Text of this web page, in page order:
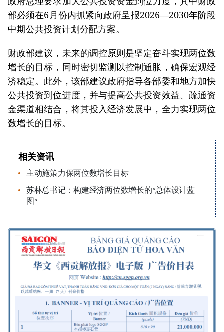
部必须在6月份内抓紧向政府呈报2026—2030年阶段
中期公共投资计划分配方案。
财政部建议，未来的调控原则是坚定奋斗实现两位数
增长的目标，同时密切监测以控制通胀，确保宏观经
济稳定。此外，该部建议政府指导各部委和地方加快
公共投资到位进度，并与提高公共投资效益、疏通资
金渠道相结合，将其投入经济发展中，全力实现两位
数增长的目标。
相关资讯
主动施策力保两位数增长目标
苏林总书记：构建经济两位数增长的“总体设计蓝
图”